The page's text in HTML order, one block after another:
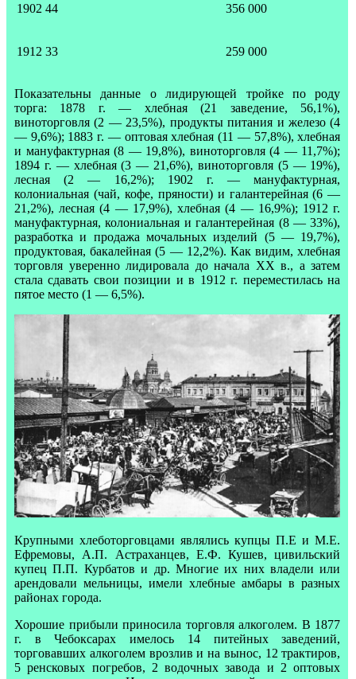
1902 44 356 000
1912 33 259 000
Показательны данные о лидирующей тройке по роду
торга: 1878 г. — хлебная (21 заведение, 56,1%),
виноторговля (2 — 23,5%), продукты пита­ния и железо (4
— 9,6%); 1883 г. — оптовая хлебная (11 — 57,8%), хлебная
и мануфактурная (8 — 19,8%), виноторговля (4 — 11,7%);
1894 г. — хлеб­ная (3 — 21,6%), виноторговля (5 — 19%),
лесная (2 — 16,2%); 1902 г. — мануфактурная,
колониальная (чай, кофе, пряности) и галантерейная (6 —
21,2%), лесная (4 — 17,9%), хлебная (4 — 16,9%); 1912 г.
мануфактурная, колониальная и галантерейная (8 — 33%),
разработка и продажа мочаль­ных изделий (5 — 19,7%),
продуктовая, бакалейная (5 — 12,2%). Как ви­дим, хлебная
торговля уверенно лидировала до начала XX в., а затем
стала сдавать свои позиции и в 1912 г. переместилась на
пятое место (1 — 6,5%).
Крупными хлеботорговцами являлись купцы П.Е и М.Е.
Ефремовы, А.П. Астраханцев, Е.Ф. Кушев, цивильский
купец П.П. Курбатов и др. Многие их них владели или
арендовали мельницы, имели хлебные амбары в разных
районах города.
Хорошие прибыли приносила торговля алкоголем. В 1877
г. в Чебоксарах имелось 14 питейных заведений,
торговавших алкоголем врозлив и на вынос, 12 трактиров,
5 ренсковых погребов, 2 водочных завода и 2 оптовых